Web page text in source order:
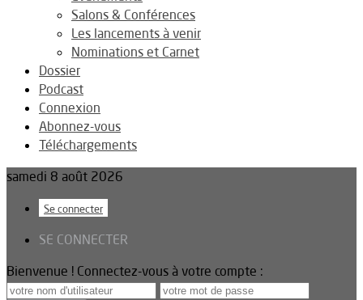
Salons & Conférences
Les lancements à venir
Nominations et Carnet
Dossier
Podcast
Connexion
Abonnez-vous
Téléchargements
samedi 8 août 2026
Se connecter
SE CONNECTER
Bienvenue ! Connectez-vous à votre compte :